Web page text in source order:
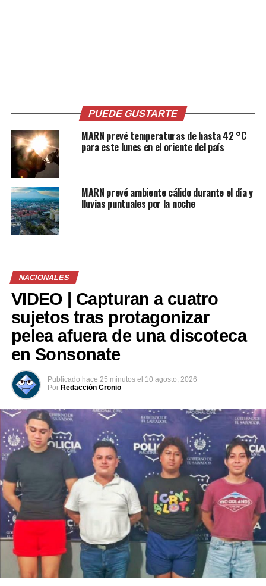
tormentas aisladas en la
cordillera volcánica central y
occidental del país
7 julio, 2021
En «Nacionales»
lluvias durante la tarde en la
franja norte y oriente del país
8 octubre, 2021
En «Nacionales»
acompañadas de viento con
oriente del país
En «Nacionales»
RELATED TOPICS: CLIMA LLUVIAS
MARN
TORMENTAS
UP NEXT
Amputan cuatro dedos a dos condenados por robo en
Irán
DON'T MISS
Capturan a sujeto que apuñaló a dos estudiantes al
interior de la UES
PUEDE GUSTARTE
MARN prevé temperaturas de hasta 42 °C
para este lunes en el oriente del país
MARN prevé ambiente cálido durante el día y
lluvias puntuales por la noche
NACIONALES
VIDEO | Capturan a cuatro
sujetos tras protagonizar
pelea afuera de una discoteca
en Sonsonate
Publicado hace 25 minutos el 10 agosto, 2026
Por Redacción Cronio